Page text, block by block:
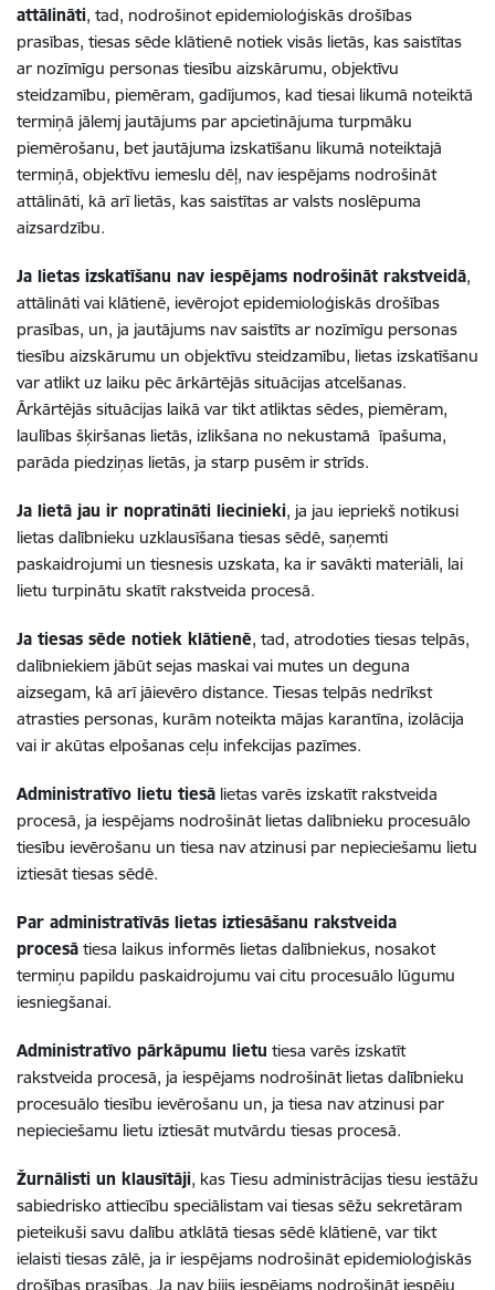
attālināti, tad, nodrošinot epidemioloģiskās drošības
prasības, tiesas sēde klātienē notiek visās lietās, kas saistītas
ar nozīmīgu personas tiesību aizskārumu, objektīvu
steidzamību, piemēram, gadījumos, kad tiesai likumā noteiktā
termiņā jālemj jautājums par apcietinājuma turpmāku
piemērošanu, bet jautājuma izskatīšanu likumā noteiktajā
termiņā, objektīvu iemeslu dēļ, nav iespējams nodrošināt
attālināti, kā arī lietās, kas saistītas ar valsts noslēpuma
aizsardzību.
Ja lietas izskatīšanu nav iespējams nodrošināt rakstveidā,
attālināti vai klātienē, ievērojot epidemioloģiskās drošības
prasības, un, ja jautājums nav saistīts ar nozīmīgu personas
tiesību aizskārumu un objektīvu steidzamību, lietas izskatīšanu
var atlikt uz laiku pēc ārkārtējās situācijas atcelšanas.
Ārkārtējās situācijas laikā var tikt atliktas sēdes, piemēram,
laulības šķiršanas lietās, izlikšana no nekustamā īpašuma,
parāda piedziņas lietās, ja starp pusēm ir strīds.
Ja lietā jau ir nopratināti liecinieki, ja jau iepriekš notikusi
lietas dalībnieku uzklausīšana tiesas sēdē, saņemti
paskaidrojumi un tiesnesis uzskata, ka ir savākti materiāli, lai
lietu turpinātu skatīt rakstveida procesā.
Ja tiesas sēde notiek klātienē, tad, atrodoties tiesas telpās,
dalībniekiem jābūt sejas maskai vai mutes un deguna
aizsegam, kā arī jāievēro distance. Tiesas telpās nedrīkst
atrasties personas, kurām noteikta mājas karantīna, izolācija
vai ir akūtas elpošanas ceļu infekcijas pazīmes.
Administratīvo lietu tiesā lietas varēs izskatīt rakstveida
procesā, ja iespējams nodrošināt lietas dalībnieku procesuālo
tiesību ievērošanu un tiesa nav atzinusi par nepieciešamu lietu
iztiesāt tiesas sēdē.
Par administratīvās lietas iztiesāšanu rakstveida
procesā tiesa laikus informēs lietas dalībniekus, nosakot
termiņu papildu paskaidrojumu vai citu procesuālo lūgumu
iesniegšanai.
Administratīvo pārkāpumu lietu tiesa varēs izskatīt
rakstveida procesā, ja iespējams nodrošināt lietas dalībnieku
procesuālo tiesību ievērošanu un, ja tiesa nav atzinusi par
nepieciešamu lietu iztiesāt mutvārdu tiesas procesā.
Žurnālisti un klausītāji, kas Tiesu administrācijas tiesu iestāžu
sabiedrisko attiecību speciālistam vai tiesas sēžu sekretāram
pieteikuši savu dalību atklātā tiesas sēdē klātienē, var tikt
ielaisti tiesas zālē, ja ir iespējams nodrošināt epidemioloģiskās
drošības prasības. Ja nav bijis iespējams nodrošināt iespēju